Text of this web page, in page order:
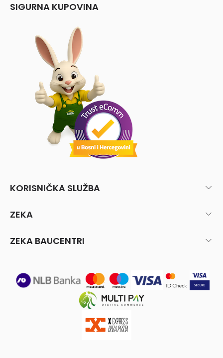
SIGURNA KUPOVINA
KORISNIČKA SLUŽBA
ZEKA
ZEKA BAUCENTRI